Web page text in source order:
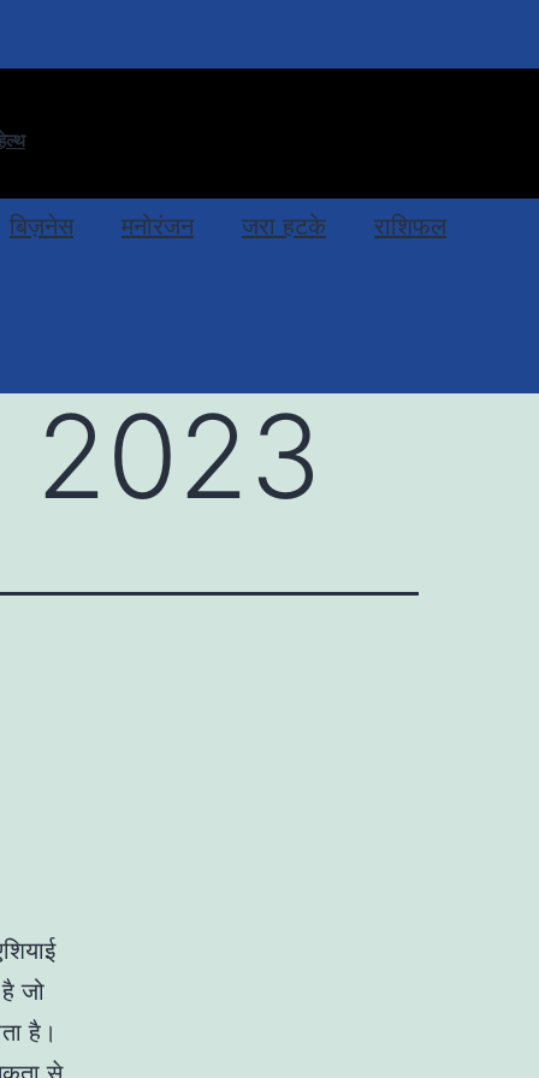
बिज़नेस मनोरंजन जरा हटके राशिफल
2023
जो
है।